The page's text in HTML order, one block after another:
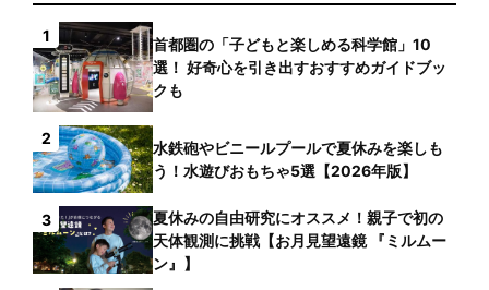
1
首都圏の「子どもと楽しめる科学館」10
選！ 好奇心を引き出すおすすめガイドブッ
クも
2
水鉄砲やビニールプールで夏休みを楽しも
う！水遊びおもちゃ5選【2026年版】
3
夏休みの自由研究にオススメ！親子で初の
天体観測に挑戦【お月見望遠鏡 『ミルムー
ン』】